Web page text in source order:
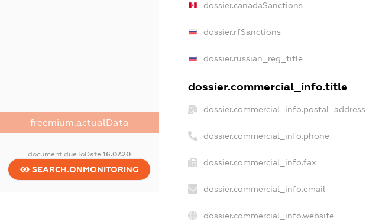
freemium.actualData
document.dueToDate16.07.20
SEARCH.ONMONITORING
dossier.canadaSanctions
dossier.rfSanctions
dossier.russian_reg_title
dossier.commercial_info.title
dossier.commercial_info.postal_address
dossier.commercial_info.phone
dossier.commercial_info.fax
dossier.commercial_info.email
dossier.commercial_info.website